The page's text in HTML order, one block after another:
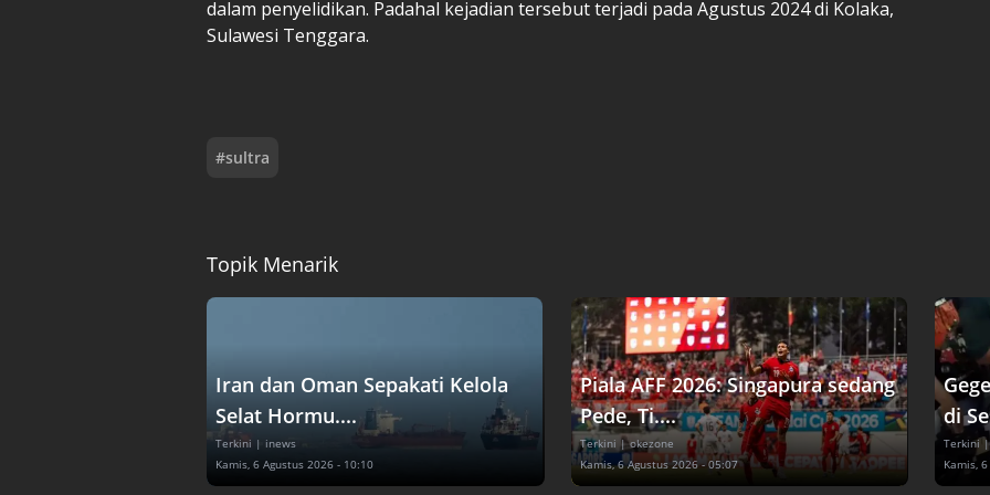
dalam penyelidikan. Padahal kejadian tersebut terjadi pada Agustus 2024 di Kolaka,
Sulawesi Tenggara.
#sultra
Topik Menarik
Iran dan Oman Sepakati Kelola
Selat Hormu....
Terkini | inews
Kamis, 6 Agustus 2026 - 10:10
Piala AFF 2026: Singapura sedang
Pede, Ti....
Terkini | okezone
Kamis, 6 Agustus 2026 - 05:07
di
Terkini
Kamis,